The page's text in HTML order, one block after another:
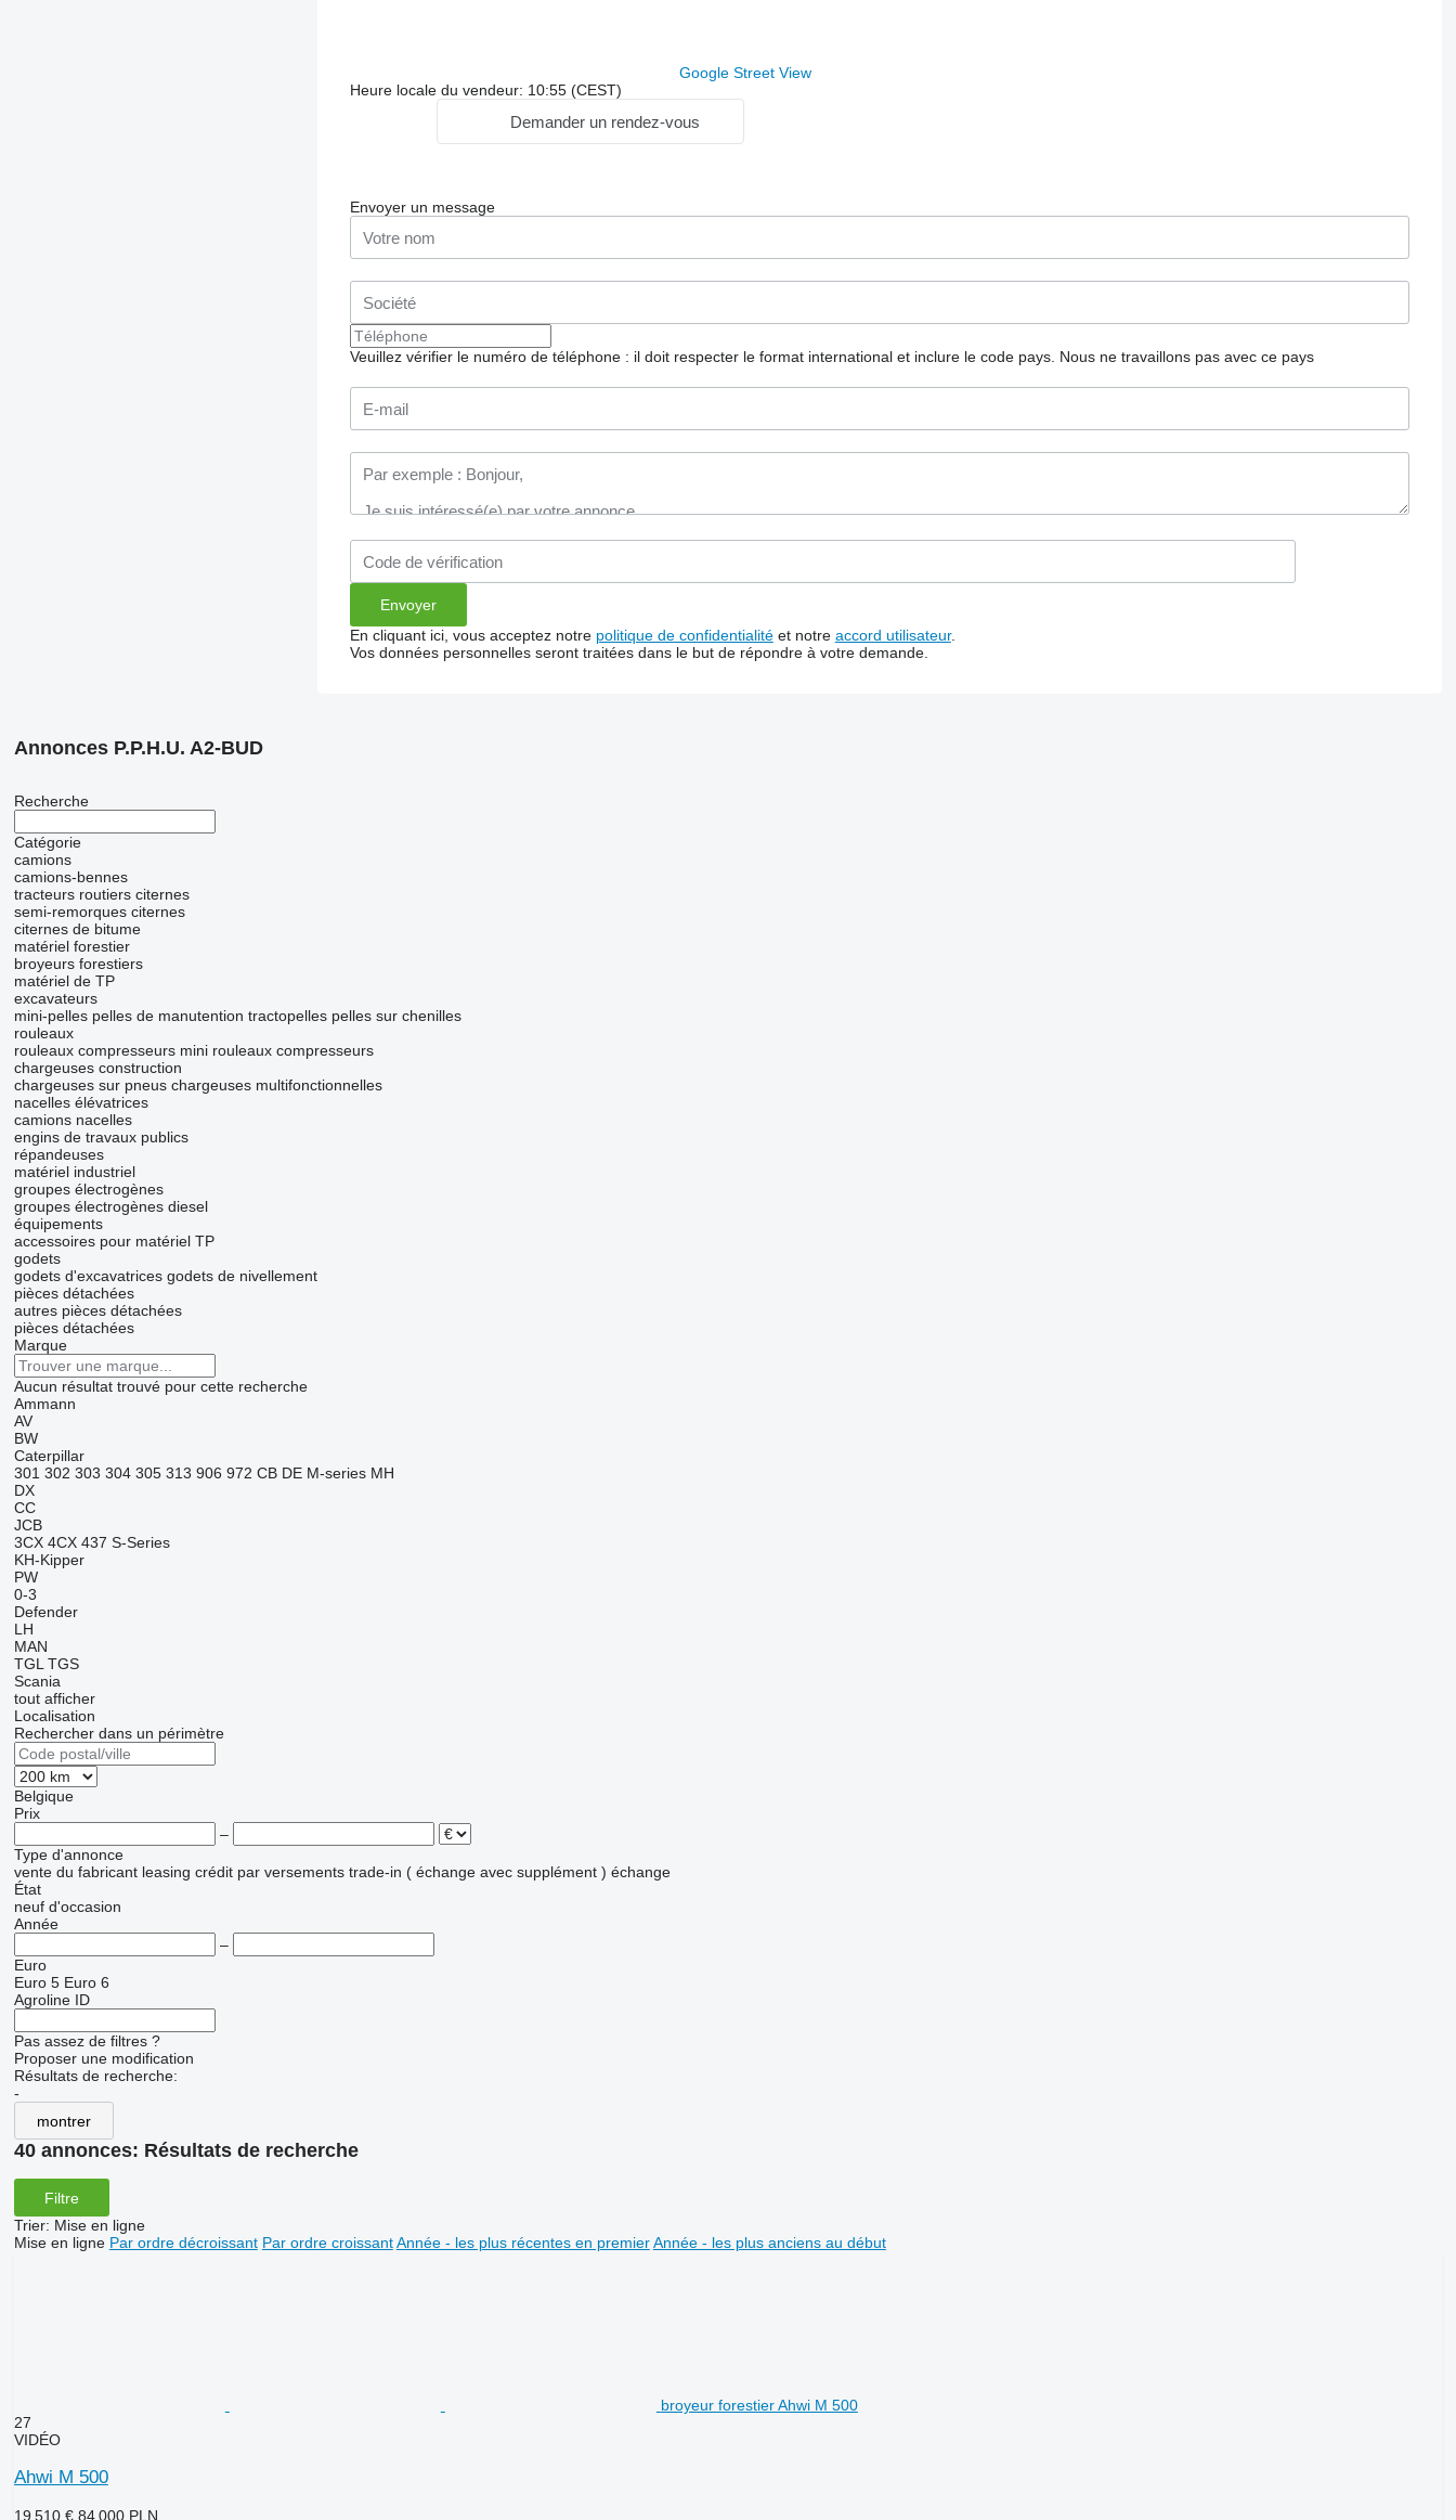
Google Street View
Heure locale du vendeur: 10:55 (CEST)
Demander un rendez-vous
Envoyer un message
Veuillez vérifier le numéro de téléphone : il doit respecter le format international et inclure le code pays. Nous ne travaillons pas avec ce pays
En cliquant ici, vous acceptez notre politique de confidentialitéet notre accord utilisateur.
Vos données personnelles seront traitées dans le but de répondre à votre demande.
Annonces P.P.H.U. A2-BUD
Recherche
Catégorie
camions
camions-bennes
tracteurs routiers citernes
semi-remorques citernes
citernes de bitume
matériel forestier
broyeurs forestiers
matériel de TP
excavateurs
mini-pelles pelles de manutention tractopelles pelles sur chenilles
rouleaux
rouleaux compresseurs mini rouleaux compresseurs
chargeuses construction
chargeuses sur pneus chargeuses multifonctionnelles
nacelles élévatrices
camions nacelles
engins de travaux publics
répandeuses
matériel industriel
groupes électrogènes
groupes électrogènes diesel
équipements
accessoires pour matériel TP
godets
godets d'excavatrices godets de nivellement
pièces détachées
autres pièces détachées
pièces détachées
Marque
Aucun résultat trouvé pour cette recherche
Ammann
AV
BW
Caterpillar
301 302 303 304 305 313 906 972 CB DE M-series MH
DX
CC
JCB
3CX 4CX 437 S-Series
KH-Kipper
PW
0-3
Defender
LH
MAN
TGL TGS
Scania
tout afficher
Localisation
Rechercher dans un périmètre
Belgique
Prix
–
Type d'annonce
vente du fabricant leasing crédit par versements trade-in ( échange avec supplément ) échange
État
neuf d'occasion
Année
–
Euro
Euro 5 Euro 6
Agroline ID
Pas assez de filtres ?
Proposer une modification
Résultats de recherche:
-
montrer
40 annonces: Résultats de recherche
Filtre
Trier: Mise en ligne
Mise en ligne Par ordre décroissant Par ordre croissant Année - les plus récentes en premier Année - les plus anciens au début
broyeur forestier Ahwi M 500
27
VIDÉO
Ahwi M 500
19 510 € 84 000 PLN